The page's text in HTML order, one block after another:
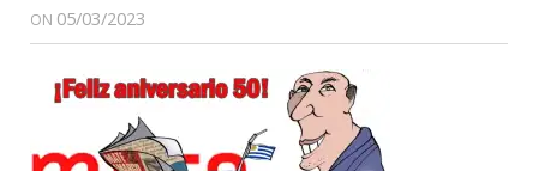
ON 05/03/2023